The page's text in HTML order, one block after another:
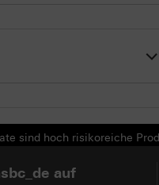
sind hoch risikoreiche
auf